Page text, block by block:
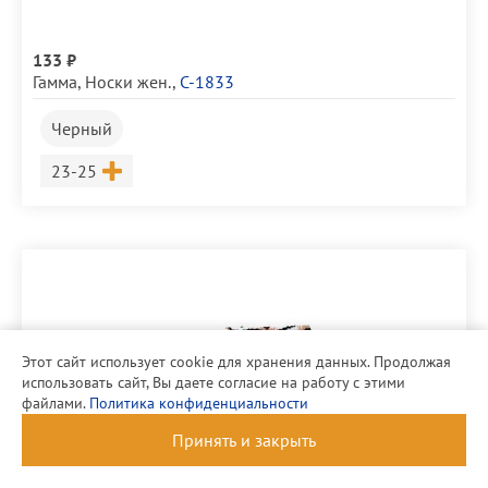
133 ₽
Гамма, Носки жен., С-1833
Черный
Размер
23-25
Этот сайт использует cookie для хранения данных. Продолжая
использовать сайт, Вы даете согласие на работу с этими
файлами. Политика конфиденциальности
Принять и закрыть